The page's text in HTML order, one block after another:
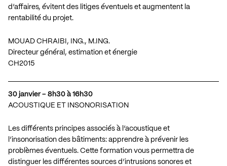
d’affaires, évitent des litiges éventuels et augmentent la
rentabilité du projet.
MOUAD CHRAIBI, ING., M.ING.
Directeur général, estimation et énergie
CH2015
30 janvier – 8h30 à 16h30
ACOUSTIQUE ET INSONORISATION
Les différents principes associés à l’acoustique et
l’insonorisation des bâtiments: apprendre à prévenir les
problèmes éventuels. Cette formation vous permettra de
distinguer les différentes sources d’intrusions sonores et